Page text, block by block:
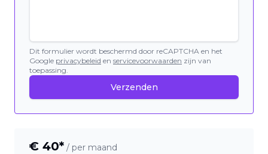
Dit formulier wordt beschermd door reCAPTCHA en het
Google privacybeleid en servicevoorwaarden zijn van
toepassing.
Verzenden
€ 40* / per maand